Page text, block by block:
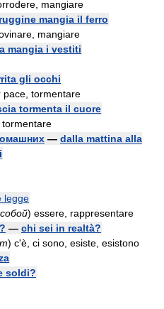
mangiare
mangia il ferro
mangiare
mangia i vestiti
gli occhi
pace, tormentare
tormenta il cuore
— dalla mattina alla
legge
) essere, rappresentare
— chi sei in realtà?
) c'è, ci sono, esiste, esistono
soldi?